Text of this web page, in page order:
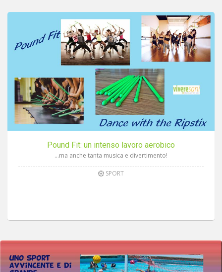
Pound Fit: un intenso lavoro aerobico
…ma anche tanta musica e divertimento!
SPORT